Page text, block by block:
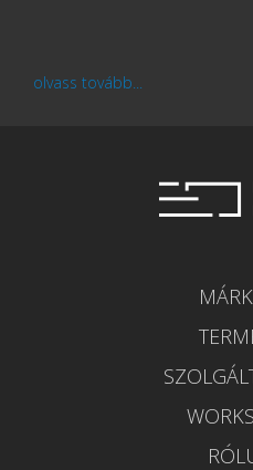
olvass tovább...